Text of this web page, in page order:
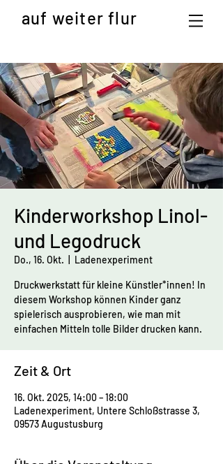
auf weiter flur
Kinderworkshop Linol-
und Legodruck
Do., 16. Okt. Ladenexperiment
Druckwerkstatt für kleine Künstler*innen! In
diesem Workshop können Kinder ganz
spielerisch ausprobieren, wie man mit
einfachen Mitteln tolle Bilder drucken kann.
Zeit & Ort
16. Okt. 2025, 14:00 – 18:00
Ladenexperiment, Untere Schloßstrasse 3,
09573 Augustusburg